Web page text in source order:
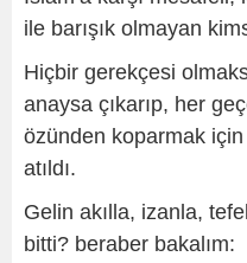
ile barışık olmayan
Hiçbir gerekçesi
anaysa çıkarıp, her
özünden koparmak
atıldı.
Gelin akılla, izanla,
bitti? beraber